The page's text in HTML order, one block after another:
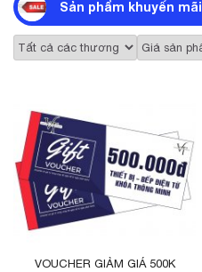
Sản phẩm khuyến mãi
VOUCHER GIẢM GIÁ 500K